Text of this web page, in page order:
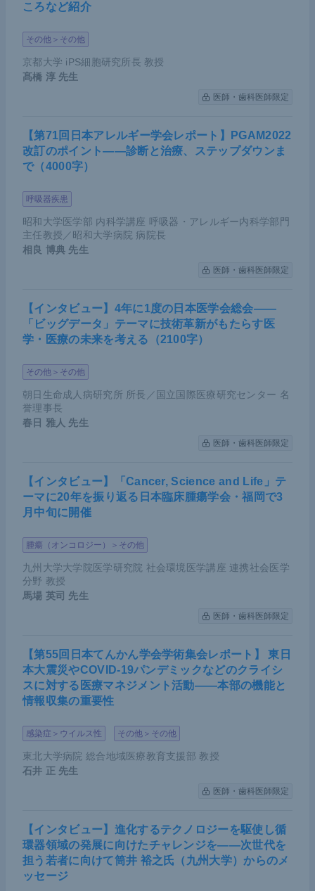
ころなど紹介
その他＞その他
京都大学 iPS細胞研究所長 教授
髙橋 淳 先生
医師・歯科医師限定
【第71回日本アレルギー学会レポート】PGAM2022
改訂のポイント――診断と治療、ステップダウンま
で（4000字）
呼吸器疾患
昭和大学医学部 内科学講座 呼吸器・アレルギー内科学部門
主任教授／昭和大学病院 病院長
相良 博典 先生
医師・歯科医師限定
【インタビュー】4年に1度の日本医学会総会――
「ビッグデータ」テーマに技術革新がもたらす医
学・医療の未来を考える（2100字）
その他＞その他
朝日生命成人病研究所 所長／国立国際医療研究センター 名
誉理事長
春日 雅人 先生
医師・歯科医師限定
【インタビュー】「Cancer, Science and Life」テ
ーマに20年を振り返る日本臨床腫瘍学会・福岡で3
月中旬に開催
腫瘍（オンコロジー）＞その他
九州大学大学院医学研究院 社会環境医学講座 連携社会医学
分野 教授
馬場 英司 先生
医師・歯科医師限定
【第55回日本てんかん学会学術集会レポート】 東日
本大震災やCOVID-19パンデミックなどのクライシ
スに対する医療マネジメント活動――本部の機能と
情報収集の重要性
感染症＞ウイルス性 その他＞その他
東北大学病院 総合地域医療教育支援部 教授
石井 正 先生
医師・歯科医師限定
【インタビュー】進化するテクノロジーを駆使し循
環器領域の発展に向けたチャレンジを――次世代を
担う若者に向けて筒井 裕之氏（九州大学）からのメ
ッセージ